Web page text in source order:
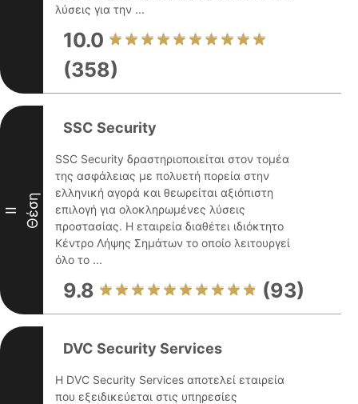
λύσεις για την ...
10.0
(358)
II Θέση
SSC Security
SSC Security δραστηριοποιείται στον τομέα
της ασφάλειας με πολυετή πορεία στην
ελληνική αγορά και θεωρείται αξιόπιστη
επιλογή για ολοκληρωμένες λύσεις
προστασίας. Η εταιρεία διαθέτει ιδιόκτητο
Κέντρο Λήψης Σημάτων το οποίο λειτουργεί
όλο το ...
9.8 (93)
DVC Security Services
Η DVC Security Services αποτελεί εταιρεία
που εξειδικεύεται στις υπηρεσίες